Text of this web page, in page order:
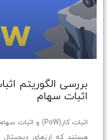
بررسی الگوریتم
اثبات سهام
هستند که ارزهای دیجیتال